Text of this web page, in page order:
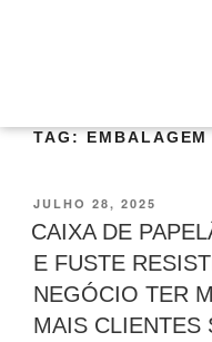
TAG:
JULHO 28, 2025
CAIXA DE
E FUSTE
NEGÓCIO TER
MAIS CLIENTES